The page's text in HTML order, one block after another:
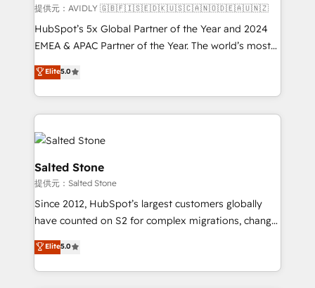
提供元：AVIDLY 🇬🇧🇫🇮🇸🇪🇩🇰🇺🇸🇨🇦🇳🇴🇩🇪🇦🇺🇳🇿
HubSpot’s 5x Global Partner of the Year and 2024
EMEA & APAC Partner of the Year. The world’s most
experienced and fully accredited HubSpot Solutions
Partner. 🚀 With 2,750+ HubSpot projects delivered
and 370+ specialists across EMEA, APAC and NAM,
we de-risk complex CRM programmes and
accelerate ROI across every HubSpot Hub. 🧭 From
multi-region migrations to AI-powered automation,
we turn complexity into clarity, human at global
scale. 🏆 HubSpot’s CEO called us “the partner of the
future.” Others agree it is proof of trust built through
measurable impact.
Elite5.0
Salted Stone
提供元：Salted Stone
Since 2012, HubSpot’s largest customers globally
have counted on S2 for complex migrations, change
management, systems integration, and creative
solutions that deliver measurable impact and
transform brand experiences As one of the few full-
Elite5.0